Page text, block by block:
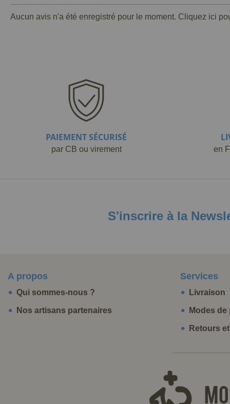
Aucun avis n'a été enregistré pour le moment. Cliquez ici
PAIEMENT SÉCURISÉ
par CB ou virement en
S'inscrire à la
A propos
Qui sommes-nous ?
Nos artisans partenaires
Services
Livraison
Modes de
Retours